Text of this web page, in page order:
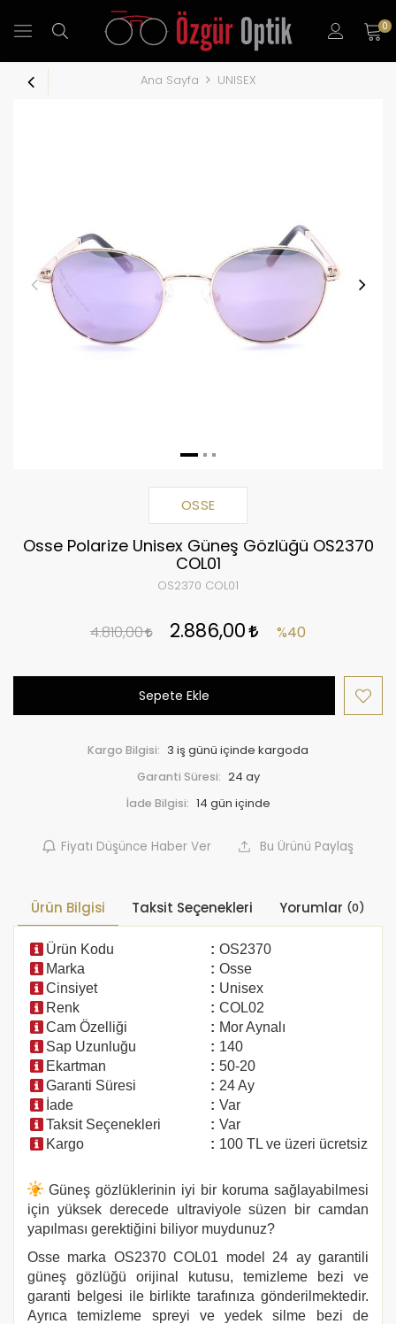
0
Ana Sayfa UNISEX
OSSE
Osse Polarize Unisex Güneş Gözlüğü OS2370
COL01
OS2370 COL01
4.810,00 2.886,00 %40
Sepete Ekle
Kargo Bilgisi: 3 iş günü içinde kargoda
Garanti Süresi: 24 ay
İade Bilgisi:
Fiyatı Düşünce Haber Ver Bu Ürünü Paylaş
Ürün Bilgisi Taksit Seçenekleri Yorumlar (0)
Ürün Kodu : OS2370
Marka
: Osse
Cinsiyet
: Unisex
Renk
: COL02
Cam Özelliği
: Mor Aynalı
Sap Uzunluğu
: 140
Ekartman
: 50-20
Garanti Süresi
: 24 Ay
İade
: Var
Taksit Seçenekleri
: Var
Kargo
: 100 TL ve üzeri ücretsiz
Güneş gözlüklerinin iyi bir koruma sağlayabilmesi
için yüksek derecede ultraviyole süzen bir camdan
yapılması gerektiğini biliyor muydunuz?
Osse marka OS2370 COL01 model 24 ay garantili
güneş gözlüğü orijinal kutusu, temizleme bezi ve
garanti belgesi ile birlikte tarafınıza gönderilmektedir.
Ayrıca temizleme spreyi ve yedek silme bezi de